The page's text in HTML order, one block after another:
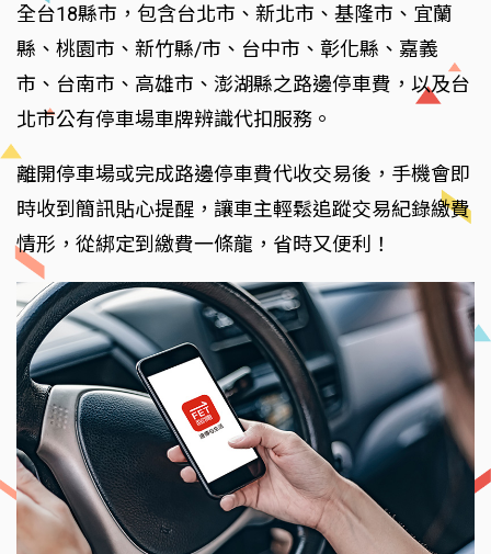
全台18縣市，包含台北市、新北市、基隆市、宜蘭
縣、桃園市、新竹縣/市、台中市、彰化縣、嘉義
市、台南市、高雄市、澎湖縣之路邊停車費，以及台
北市公有停車場車牌辨識代扣服務。
離開停車場或完成路邊停車費代收交易後，手機會即
時收到簡訊貼心提醒，讓車主輕鬆追蹤交易紀錄繳費
情形，從綁定到繳費一條龍，省時又便利！